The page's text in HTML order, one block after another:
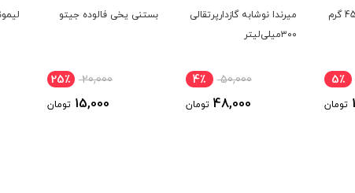
پودر کیک نارگیلی 450 گرم
5٪
تومان
میرندا نوشابه گازدارپرتقالی
۳۰۰میلی‌لیتر
50,000 4٪
48,000 تومان
بستنی یخی فالوده جیتو
20,000 25٪
15,000 تومان